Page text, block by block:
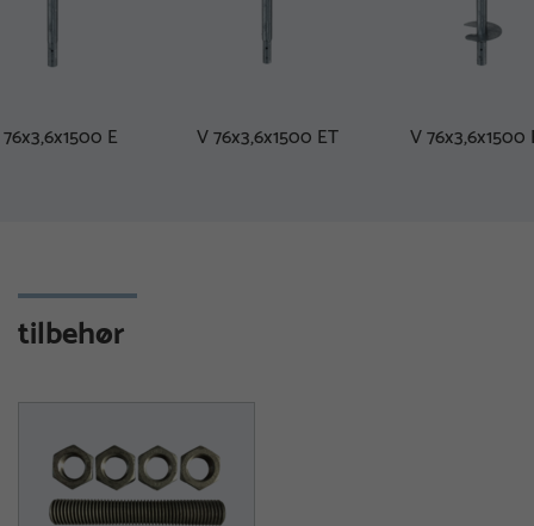
E V 76x3,6x1500 ET V 76x3,6x1500
tilbehør